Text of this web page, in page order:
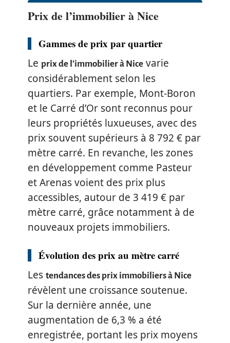
Prix de l’immobilier à Nice
Gammes de prix par quartier
Le prix de l’immobilier à Nice varie
considérablement selon les
quartiers. Par exemple, Mont-Boron
et le Carré d’Or sont reconnus pour
leurs propriétés luxueuses, avec des
prix souvent supérieurs à 8 792 € par
mètre carré. En revanche, les zones
en développement comme Pasteur
et Arenas voient des prix plus
accessibles, autour de 3 419 € par
mètre carré, grâce notamment à de
nouveaux projets immobiliers.
Évolution des prix au mètre carré
Les tendances des prix immobiliers à Nice
révèlent une croissance soutenue.
Sur la dernière année, une
augmentation de 6,3 % a été
enregistrée, portant les prix moyens